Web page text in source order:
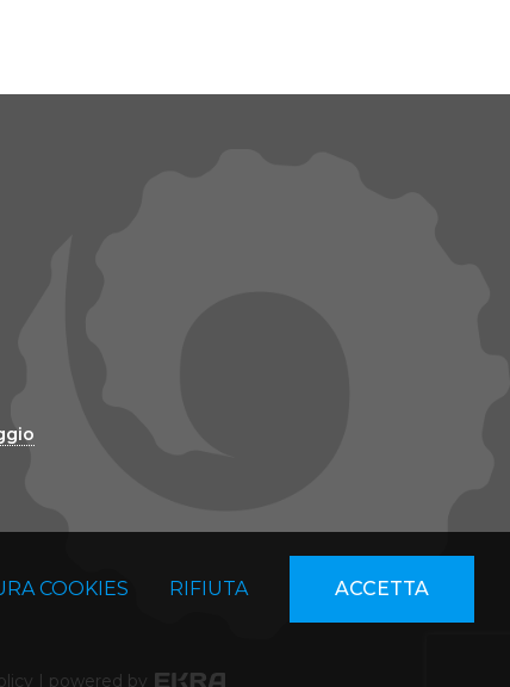
| powered by
COOKIES RIFIUTA ACCETTA